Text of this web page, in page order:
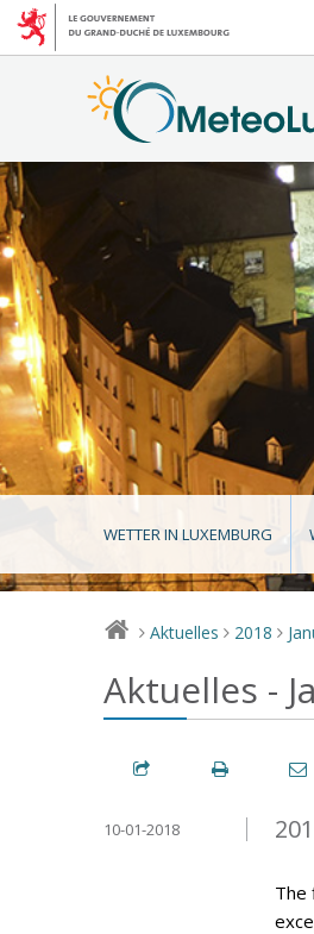
WETTER IN LUXEMBURG
> Aktuelles > 2018 >
Aktuelles -
10-01-2018
The